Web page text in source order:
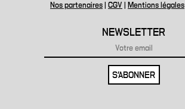
Nos partenaires CGV Mentions légales
NEWSLETTER
S'ABONNER